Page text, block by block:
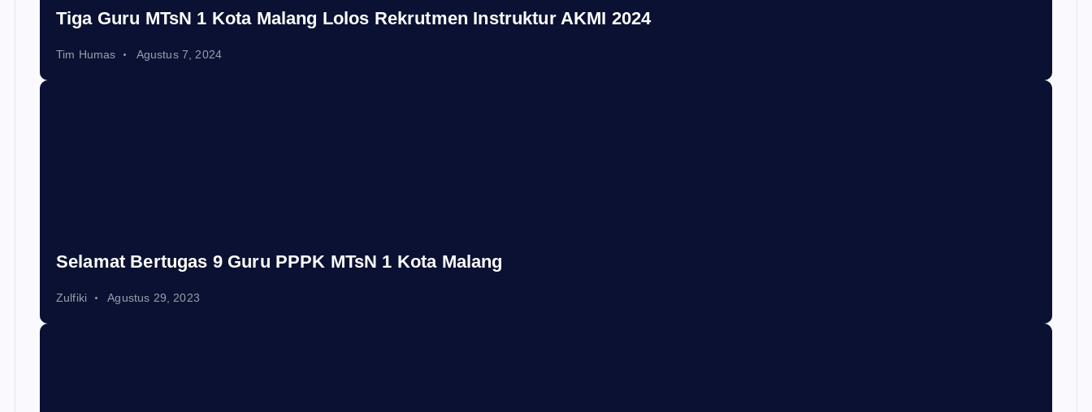
Tiga Guru MTsN 1 Kota Malang Lolos Rekrutmen Instruktur AKMI 2024
Tim Humas Agustus 7, 2024
Selamat Bertugas 9 Guru PPPK MTsN 1 Kota Malang
Zulfiki Agustus 29, 2023